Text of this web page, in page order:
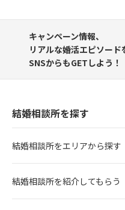
キャンペーン情報、
リアルな婚活エピソード
SNSからもGETしよう！
結婚相談所を探す
結婚相談所をエリアから探す
結婚相談所を紹介してもらう